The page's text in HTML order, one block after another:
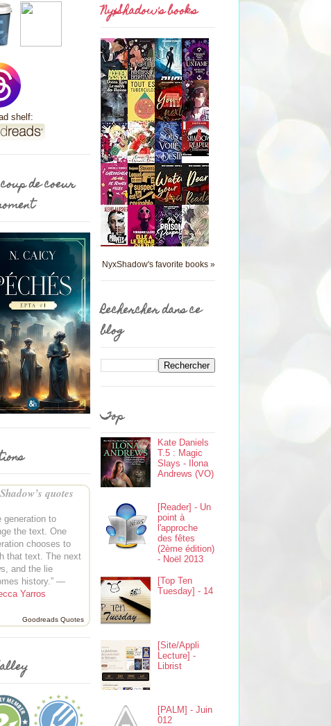
shelf:
de coeur
quotes
generation to
the text. One
chooses to
that text. The next
and the lie
history.” —
Yarros
Goodreads Quotes
NyxShadow's books
NyxShadow's favorite books »
Rechercher dans ce
blog
Top
Kate Daniels
T.5 : Magic
Slays - Ilona
Andrews (VO)
[Reader] - Un
point à
l'approche
des fêtes
(2ème édition)
- Noël 2013
[Top Ten
Tuesday] - 14
[Site/Appli
Lecture] -
Librist
[PALM] - Juin
012